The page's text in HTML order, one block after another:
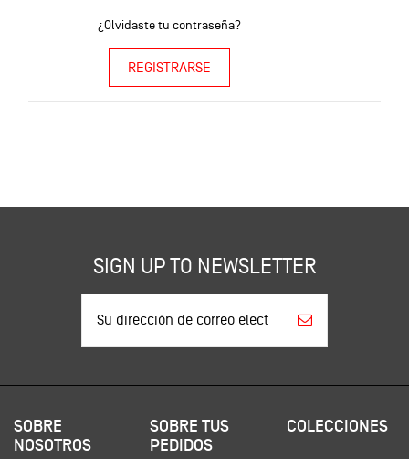
¿Olvidaste tu contraseña?
REGISTRARSE
SIGN UP TO NEWSLETTER
SOBRE
NOSOTROS
SOBRE TUS
PEDIDOS
COLECCIONES